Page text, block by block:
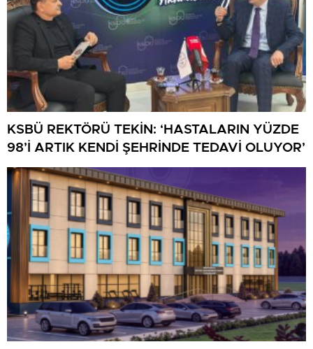
KSBÜ REKTÖRÜ TEKİN: ‘HASTALARIN YÜZDE
98’İ ARTIK KENDİ ŞEHRİNDE TEDAVİ OLUYOR’